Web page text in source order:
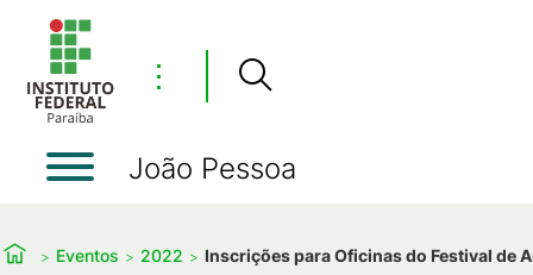
⋮
João Pessoa
Eventos 2022 Inscrições para Oficinas do Festival de